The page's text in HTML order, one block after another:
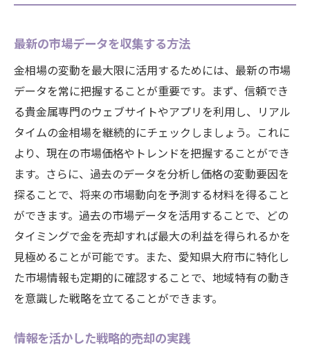
最新の市場データを収集する方法
金相場の変動を最大限に活用するためには、最新の市場
データを常に把握することが重要です。まず、信頼でき
る貴金属専門のウェブサイトやアプリを利用し、リアル
タイムの金相場を継続的にチェックしましょう。これに
より、現在の市場価格やトレンドを把握することができ
ます。さらに、過去のデータを分析し価格の変動要因を
探ることで、将来の市場動向を予測する材料を得ること
ができます。過去の市場データを活用することで、どの
タイミングで金を売却すれば最大の利益を得られるかを
見極めることが可能です。また、愛知県大府市に特化し
た市場情報も定期的に確認することで、地域特有の動き
を意識した戦略を立てることができます。
情報を活かした戦略的売却の実践